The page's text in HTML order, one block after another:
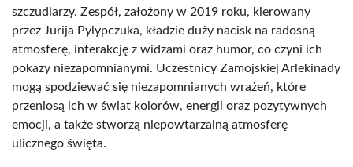
szczudlarzy. Zespół, założony w 2019 roku, kierowany
przez Jurija Pylypczuka, kładzie duży nacisk na radosną
atmosferę, interakcję z widzami oraz humor, co czyni ich
pokazy niezapomnianymi. Uczestnicy Zamojskiej Arlekinady
mogą spodziewać się niezapomnianych wrażeń, które
przeniosą ich w świat kolorów, energii oraz pozytywnych
emocji, a także stworzą niepowtarzalną atmosferę
ulicznego święta.